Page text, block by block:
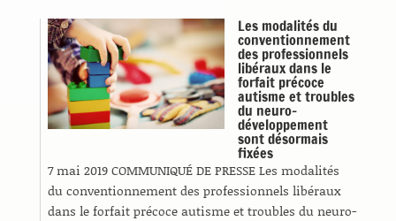
Les modalités du
conventionnement
des professionnels
libéraux dans le
forfait précoce
autisme et troubles
du neuro-
développement
sont désormais
fixées
7 mai 2019 COMMUNIQUÉ DE PRESSE Les modalités
du conventionnement des professionnels libéraux
dans le forfait précoce autisme et troubles du neuro-